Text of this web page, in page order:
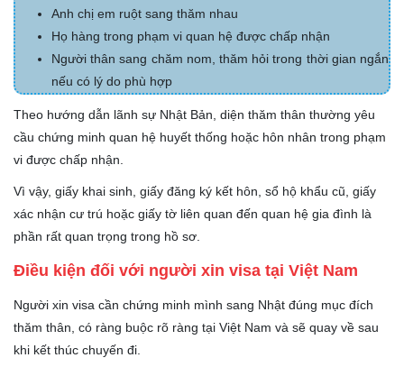
Anh chị em ruột sang thăm nhau
Họ hàng trong phạm vi quan hệ được chấp nhận
Người thân sang chăm nom, thăm hỏi trong thời gian ngắn
nếu có lý do phù hợp
Theo hướng dẫn lãnh sự Nhật Bản, diện thăm thân thường yêu
cầu chứng minh quan hệ huyết thống hoặc hôn nhân trong phạm
vi được chấp nhận.
Vì vậy, giấy khai sinh, giấy đăng ký kết hôn, sổ hộ khẩu cũ, giấy
xác nhận cư trú hoặc giấy tờ liên quan đến quan hệ gia đình là
phần rất quan trọng trong hồ sơ.
Điều kiện đối với người xin visa tại Việt Nam
Người xin visa cần chứng minh mình sang Nhật đúng mục đích
thăm thân, có ràng buộc rõ ràng tại Việt Nam và sẽ quay về sau
khi kết thúc chuyến đi.